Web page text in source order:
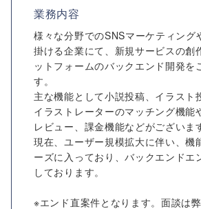
業務内容
様々な分野でのSNSマーケティング
掛ける企業にて、新規サービスの創
ットフォームのバックエンド開発を
す。
主な機能として小説投稿、イラスト
イラストレーターのマッチング機能
レビュー、課金機能などがございま
現在、ユーザー規模拡大に伴い、機
ーズに入っており、バックエンドエ
しております。
※エンド直案件となります。面談は